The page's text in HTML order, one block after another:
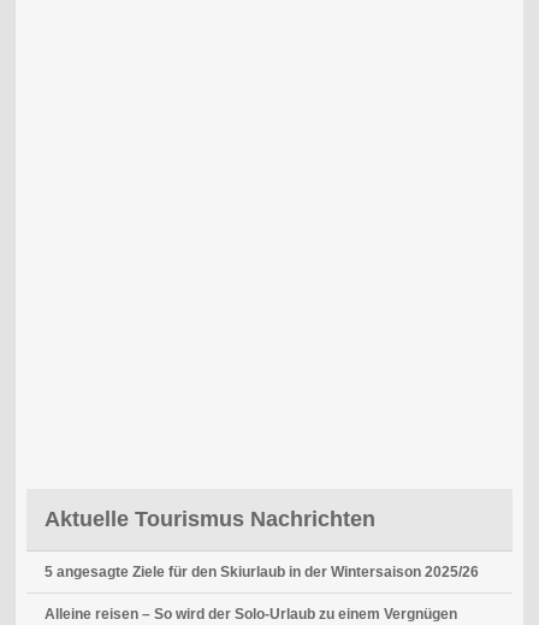
Aktuelle Tourismus Nachrichten
5 angesagte Ziele für den Skiurlaub in der Wintersaison 2025/26
Alleine reisen – So wird der Solo-Urlaub zu einem Vergnügen